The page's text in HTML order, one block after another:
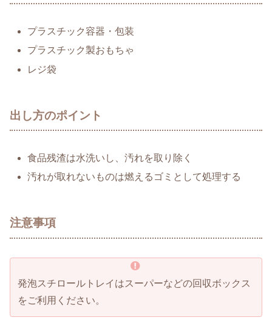
プラスチック容器・包装
プラスチック製おもちゃ
レジ袋
出し方のポイント
食品残渣は水洗いし、汚れを取り除く
汚れが取れないものは燃えるゴミとして処理する
注意事項
発泡スチロールトレイはスーパーなどの回収ボックス
をご利用ください。